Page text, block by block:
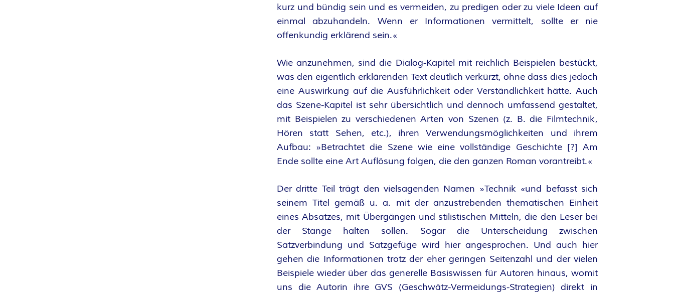
kurz und bündig sein und es vermeiden, zu predigen oder zu viele Ideen auf
einmal abzuhandeln. Wenn er Informationen vermittelt, sollte er nie
offenkundig erklärend sein.«
Wie anzunehmen, sind die Dialog-Kapitel mit reichlich Beispielen bestückt,
was den eigentlich erklärenden Text deutlich verkürzt, ohne dass dies jedoch
eine Auswirkung auf die Ausführlichkeit oder Verständlichkeit hätte. Auch
das Szene-Kapitel ist sehr übersichtlich und dennoch umfassend gestaltet,
mit Beispielen zu verschiedenen Arten von Szenen (z. B. die Filmtechnik,
Hören statt Sehen, etc.), ihren Verwendungsmöglichkeiten und ihrem
Aufbau: »Betrachtet die Szene wie eine vollständige Geschichte [?] Am
Ende sollte eine Art Auflösung folgen, die den ganzen Roman vorantreibt.«
Der dritte Teil trägt den vielsagenden Namen »Technik «und befasst sich
seinem Titel gemäß u. a. mit der anzustrebenden thematischen Einheit
eines Absatzes, mit Übergängen und stilistischen Mitteln, die den Leser bei
der Stange halten sollen. Sogar die Unterscheidung zwischen
Satzverbindung und Satzgefüge wird hier angesprochen. Und auch hier
gehen die Informationen trotz der eher geringen Seitenzahl und der vielen
Beispiele wieder über das generelle Basiswissen für Autoren hinaus, womit
uns die Autorin ihre GVS (Geschwätz-Vermeidungs-Strategien) direkt in